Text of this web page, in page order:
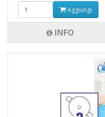
Aggiungi
INFO